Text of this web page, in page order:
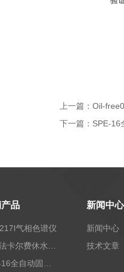
上一篇： Oil-
下一篇： SPE-16
品
气相色谱仪
新闻中心
新闻中心
技术文章